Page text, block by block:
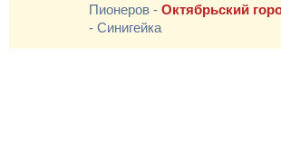
Пионеров - Октябрьский
- Синигейка